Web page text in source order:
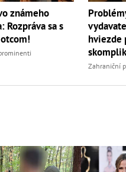
známeho
Rozpráva sa s
hviezde
Zahraniční